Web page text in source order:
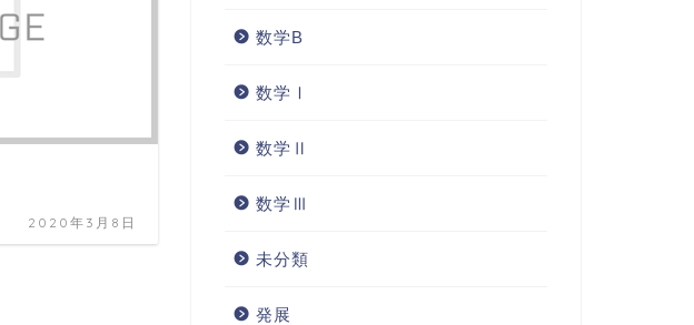
2020年3月8日
数学B
数学Ⅰ
数学Ⅱ
数学Ⅲ
未分類
発展